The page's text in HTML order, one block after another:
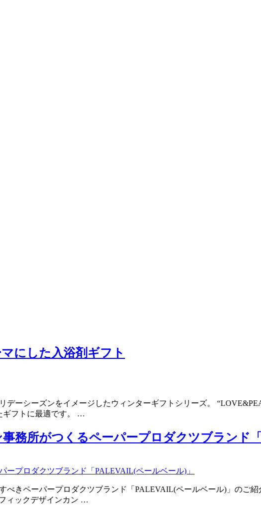
にした入浴剤ギフト
ーシーズンをイメージしたウィンターギフトシリーズ。
ギフトに最適です。 …
務所がつくるペーパープロダクツブランド
べきペーパープロダクツブランド「PALEVAIL(ペールベール)」のご
ィックデザインカン …